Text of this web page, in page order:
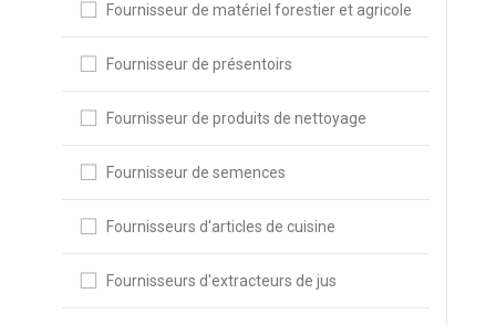
Fournisseur de matériel forestier et agricole
Fournisseur de présentoirs
Fournisseur de produits de nettoyage
Fournisseur de semences
Fournisseurs d'articles de cuisine
Fournisseurs d'extracteurs de jus